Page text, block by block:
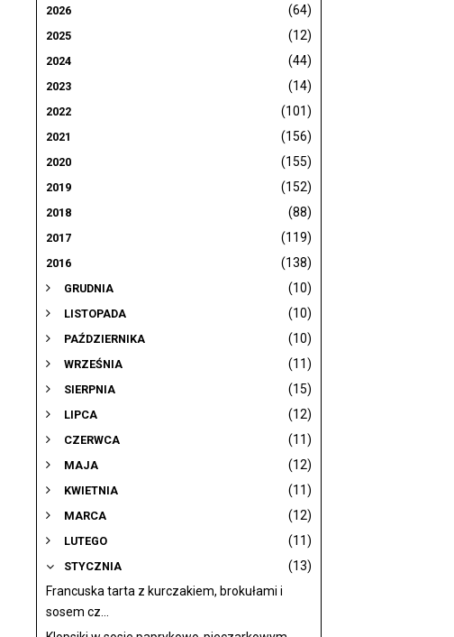
2026 (64)
2025 (12)
2024 (44)
2023 (14)
2022 (101)
2021 (156)
2020 (155)
2019 (152)
2018 (88)
2017 (119)
2016 (138)
GRUDNIA (10)
LISTOPADA (10)
PAŹDZIERNIKA (10)
WRZEŚNIA (11)
SIERPNIA (15)
LIPCA (12)
CZERWCA (11)
MAJA (12)
KWIETNIA (11)
MARCA (12)
LUTEGO (11)
STYCZNIA
(13)
Francuska tarta z kurczakiem, brokułami i
sosem cz...